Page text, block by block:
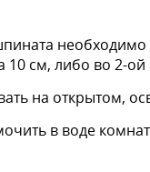
необходимо
см, либо во 2-ой
на открытом,
в воде